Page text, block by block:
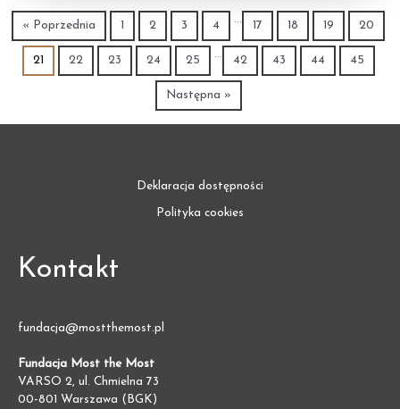
« Poprzednia 1 2 3 4
…
17 18 19 20
21 22 23 24 25
…
42 43 44 45
Następna »
Deklaracja dostępności
Polityka cookies
Kontakt
fundacja@mostthemost.pl
Fundacja Most the Most
VARSO 2, ul. Chmielna 73
00-801 Warszawa (BGK)